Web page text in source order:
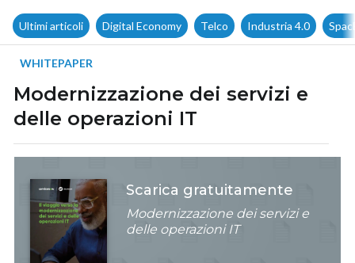
Ultimi articoli Digital Economy Telco Industria 4.0
WHITEPAPER
Modernizzazione dei servizi e
delle operazioni IT
Scarica gratuitamente
Modernizzazione dei servizi e
delle operazioni IT